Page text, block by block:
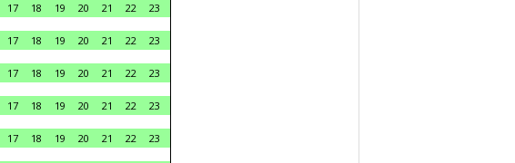
17 18 19 20 21 22
23
17 18 19 20 21 22
23
17 18 19 20 21 22
23
17 18 19 20 21 22
23
17 18 19 20 21 22
23